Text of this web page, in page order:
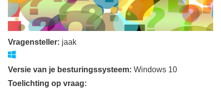
Vragensteller: jaak
Versie van je besturingssysteem: Windows 10
Toelichting op vraag: